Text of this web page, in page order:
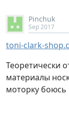
Pinchuk
Sep 2017
toni-clark-
Теоретически
материалы
моторку боюсь